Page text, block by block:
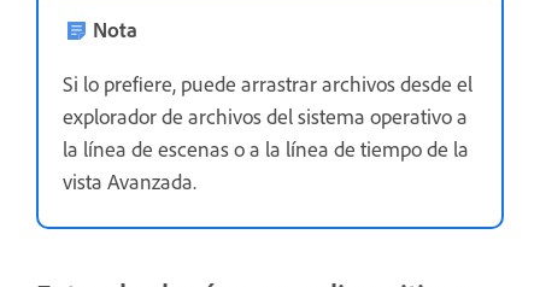
Nota
Si lo prefiere, puede arrastrar archivos desde el
explorador de archivos del sistema operativo a
la línea de escenas o a la línea de tiempo de la
vista Avanzada.